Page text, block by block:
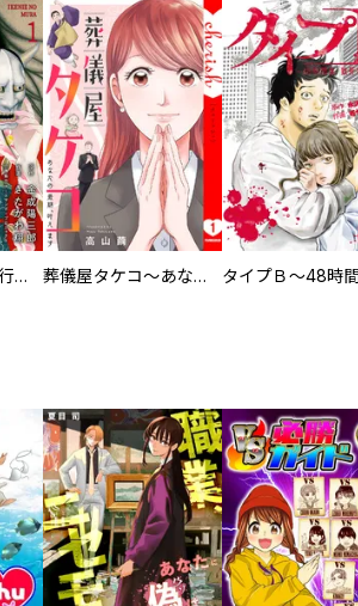
生贄の村【電子単行本版】 葬儀屋タケコ～あなたの最期、叶えます【電子単行本版】